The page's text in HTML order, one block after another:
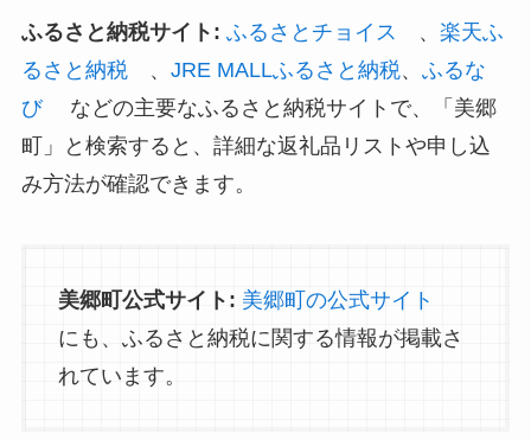
ふるさと納税サイト: ふるさとチョイス 、 楽天ふ
るさと納税
、 JRE MALLふるさと納税、 ふるな
び
などの主要なふるさと納税サイトで、「美郷
町」と検索すると、詳細な返礼品リストや申し込
み方法が確認できます。
美郷町公式サイト: 美郷町の公式サイト
にも、ふるさと納税に関する情報が掲載さ
れています。